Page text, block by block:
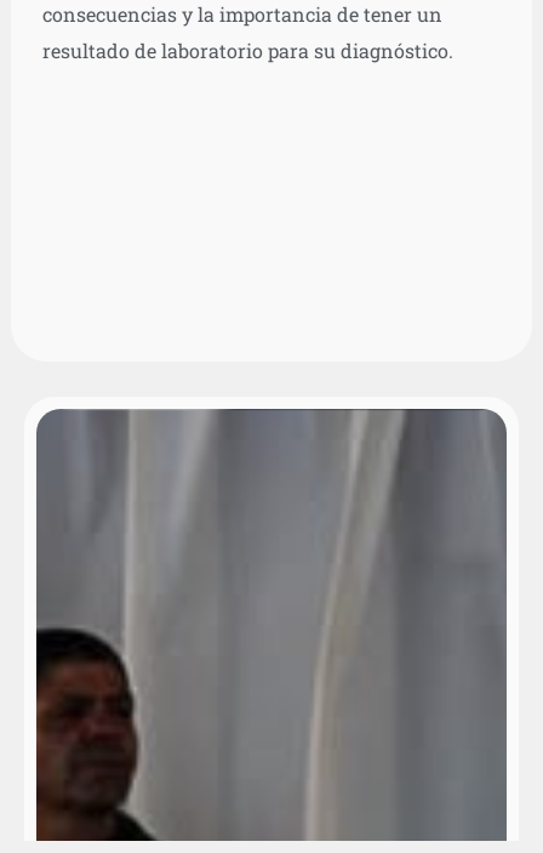
consecuencias y la importancia de tener un
resultado de laboratorio para su diagnóstico.